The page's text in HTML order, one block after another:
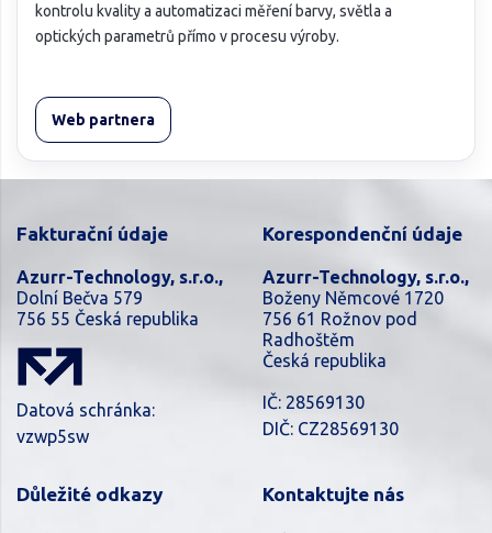
kontrolu kvality a automatizaci měření barvy, světla a
optických parametrů přímo v procesu výroby.
Web partnera
Fakturační údaje
Azurr-Technology, s.r.o.,
Dolní Bečva 579
756 55 Česká republika
Datová schránka:
vzwp5sw
Korespondenční údaje
Azurr-Technology, s.r.o.,
Boženy Němcové 1720
756 61 Rožnov pod
Radhoštěm
Česká republika
IČ: 28569130
DIČ: CZ28569130
Důležité odkazy Kontaktujte nás